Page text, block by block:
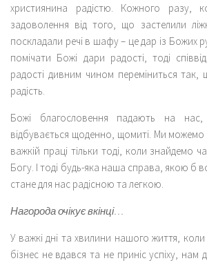
християнина радістю. Кожного разу,
задоволення від того, що застелили
поскладали речі в шафу – це дар із Божих
помічати Божі дари радості, тоді
радості дивним чином переміниться
радість.
Божі благословення падають на
відбувається щоденно, щомиті. Ми
важкій праці тільки тоді, коли знайдемо
Богу. І тоді будь-яка наша справа, якою б
стане для нас радісною та легкою.
Нагорода очікує вкінці…
У важкі дні та хвилини нашого життя,
бізнес не вдався та не приніс успіху, нам